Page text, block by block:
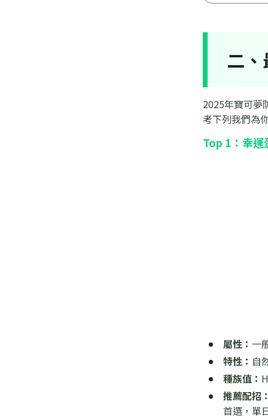
二
2025年寶可夢
考下列我們為
Top 1：幸運
屬性： 一
特性： 自
種族值：
推薦配招
首選，單